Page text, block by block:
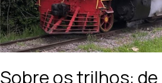
Sobre os trilhos: